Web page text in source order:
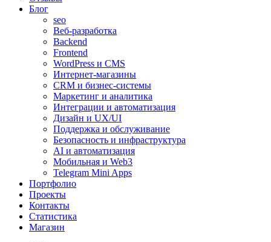
Блог
seo
Веб-разработка
Backend
Frontend
WordPress и CMS
Интернет-магазины
CRM и бизнес-системы
Маркетинг и аналитика
Интеграции и автоматизация
Дизайн и UX/UI
Поддержка и обслуживание
Безопасность и инфраструктура
AI и автоматизация
Мобильная и Web3
Telegram Mini Apps
Портфолио
Проекты
Контакты
Статистика
Магазин